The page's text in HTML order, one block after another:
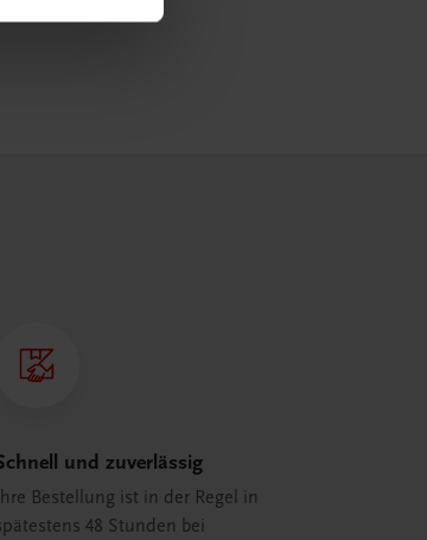
und zuverlässig
Ihre Bestellung ist in der Regel in
48 Stunden bei